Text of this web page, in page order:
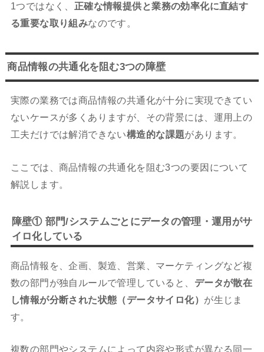
1つではなく、 正確な情報提供と業務の効率化に直結す
る重要な取り組みなのです。
商品情報の共通化を阻む3つの障壁
実際の業務では商品情報の共通化が十分に実現できてい
ないケースが多くありますが、その背景には、運用上の
工夫だけでは解消できない構造的な課題があります。
ここでは、商品情報の共通化を阻む3つの要因について
解説します。
障壁① 部門/システムごとにデータの管理・運用がサ
イロ化している
商品情報を、企画、製造、営業、マーケティングなど複
数の部門が独自ルールで管理していると、 データが散在
し情報が分断された状態（データサイロ化） が生じま
す。
複数の部門やシステムによって内容や形式が異なる同一